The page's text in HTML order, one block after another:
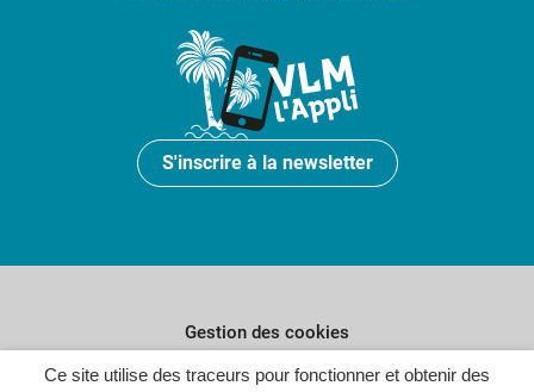
Ce site utilise des traceurs pour fonctionner et obtenir des
S'inscrire à la newsletter
Gestion des cookies
Plan du site